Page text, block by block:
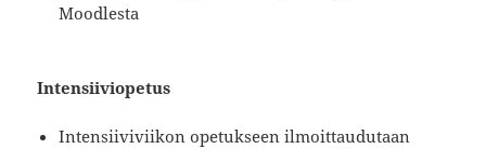
Moodlesta
Intensiiviopetus
Intensiiviviikon opetukseen ilmoittaudutaan